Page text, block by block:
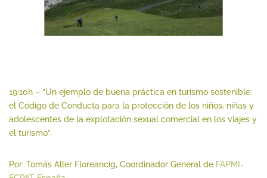
19:10h – “Un ejemplo de buena práctica en turismo sostenible:
el Código de Conducta para la protección de los niños, niñas y
adolescentes de la explotación sexual comercial en los viajes y
el turismo”.
Por: Tomás Aller Floreancig, Coordinador General de FAPMI-